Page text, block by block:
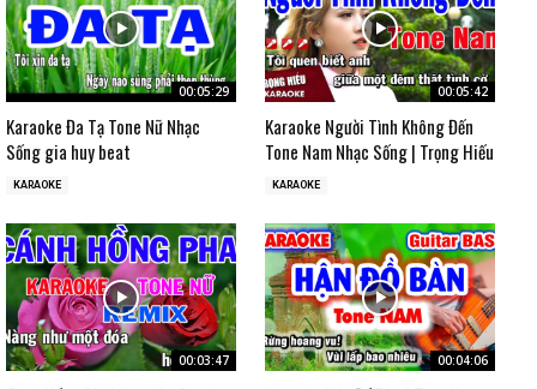
00:05:29
Karaoke Đa Tạ Tone Nữ Nhạc
Sống gia huy beat
KARAOKE
00:05:42
Karaoke Người Tình Không Đến
Tone Nam Nhạc Sống | Trọng Hiếu
KARAOKE
00:03:47 00:04:06